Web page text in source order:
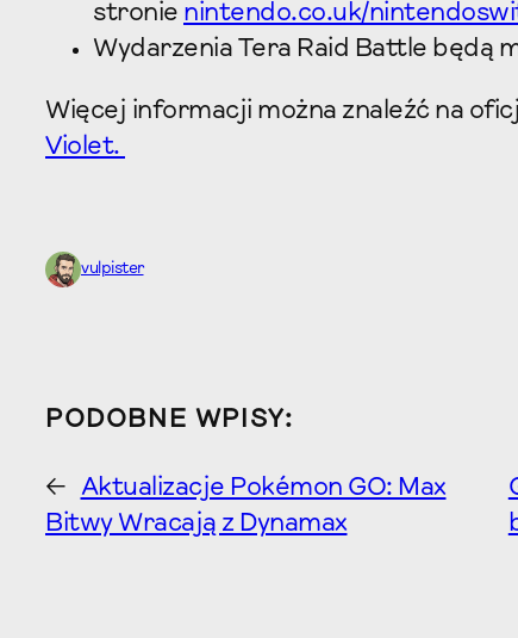
stronie nintendo.co.uk/
Wydarzenia Tera Raid Battle będą
Więcej informacji można znaleźć na
Violet.
vulpister
PODOBNE WPISY:
←
Aktualizacje Pokémon GO: Max
Bitwy Wracają z Dynamax